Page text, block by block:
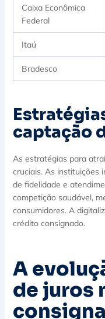
Caixa Econômica
Federal
Itaú
Bradesco
captação
As estratégias para
cruciais. As instituições
de fidelidade e
competição saudável,
consumidores. A
crédito consignado.
A
de juros